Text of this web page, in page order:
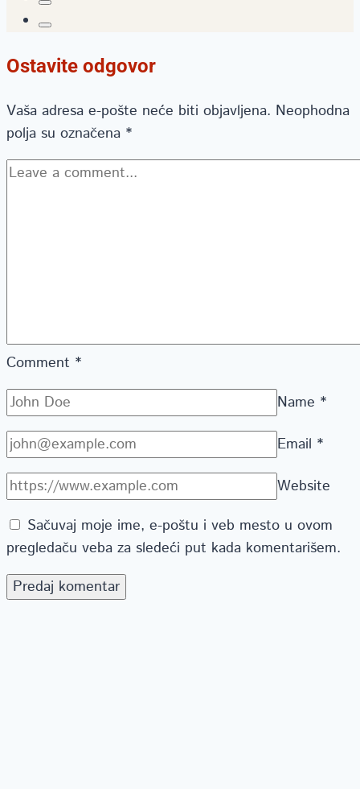
Ostavite odgovor
Vaša adresa e-pošte neće biti objavljena. Neophodna
polja su označena *
Comment *
Name *
Email *
Website
Sačuvaj moje ime, e-poštu i veb mesto u ovom
pregledaču veba za sledeći put kada komentarišem.